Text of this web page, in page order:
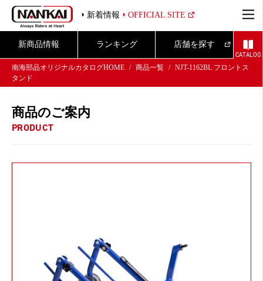
新着情報 OFFICIAL SITE
新商品情報 ランキング 店舗を探す
CATALOG
南海部品オリジナルカタログHOME
商品一覧
NJT-1162BL フロントス
タンド
商品のご案内
PRODUCT